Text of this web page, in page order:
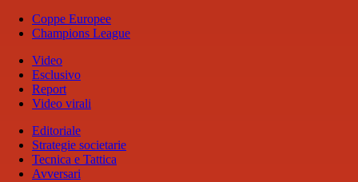
Coppe Europee
Champions League
Video
Esclusivo
Report
Video virali
Editoriale
Strategie societarie
Tecnica e Tattica
Avversari